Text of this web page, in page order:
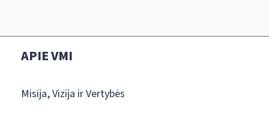
APIE VMI
Misija, Vizija ir Vertybės